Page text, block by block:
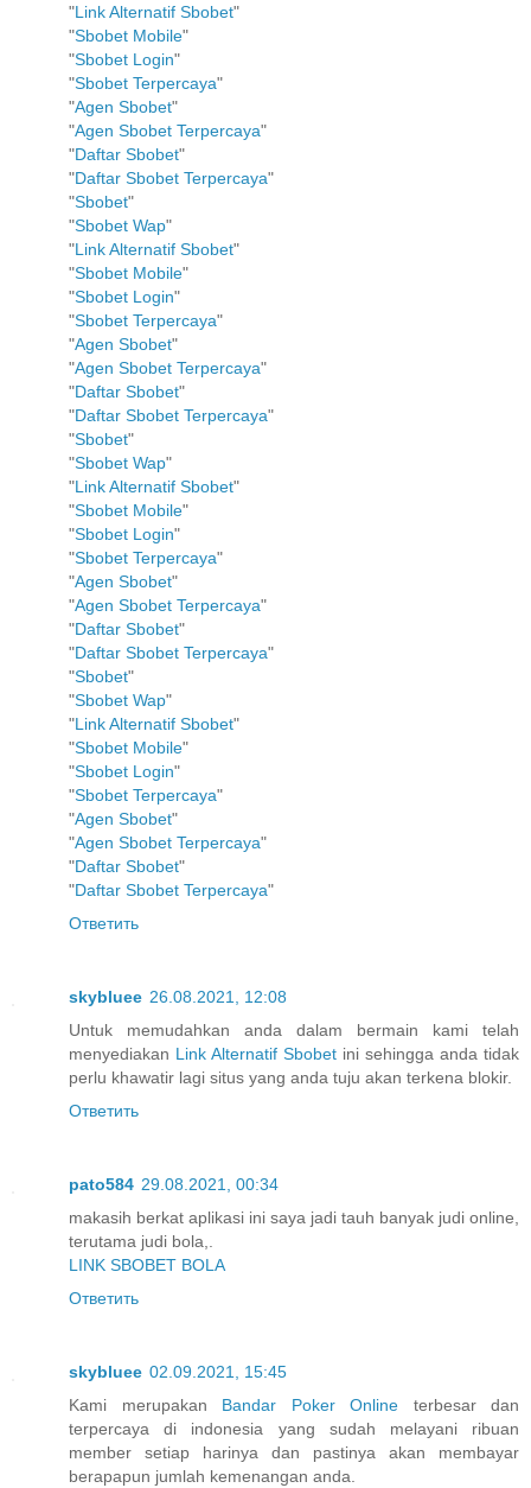
"Link Alternatif Sbobet"
"Sbobet Mobile"
"Sbobet Login"
"Sbobet Terpercaya"
"Agen Sbobet"
"Agen Sbobet Terpercaya"
"Daftar Sbobet"
"Daftar Sbobet Terpercaya"
"Sbobet"
"Sbobet Wap"
"Link Alternatif Sbobet"
"Sbobet Mobile"
"Sbobet Login"
"Sbobet Terpercaya"
"Agen Sbobet"
"Agen Sbobet Terpercaya"
"Daftar Sbobet"
"Daftar Sbobet Terpercaya"
"Sbobet"
"Sbobet Wap"
"Link Alternatif Sbobet"
"Sbobet Mobile"
"Sbobet Login"
"Sbobet Terpercaya"
"Agen Sbobet"
"Agen Sbobet Terpercaya"
"Daftar Sbobet"
"Daftar Sbobet Terpercaya"
"Sbobet"
"Sbobet Wap"
"Link Alternatif Sbobet"
"Sbobet Mobile"
"Sbobet Login"
"Sbobet Terpercaya"
"Agen Sbobet"
"Agen Sbobet Terpercaya"
"Daftar Sbobet"
"Daftar Sbobet Terpercaya"
Ответить
skybluee 26.08.2021, 12:08
Untuk memudahkan anda dalam bermain kami telah
menyediakan Link Alternatif Sbobet ini sehingga anda tidak
perlu khawatir lagi situs yang anda tuju akan terkena blokir.
Ответить
pato584 29.08.2021, 00:34
makasih berkat aplikasi ini saya jadi tauh banyak judi online,
terutama judi bola,.
LINK SBOBET BOLA
Ответить
skybluee 02.09.2021, 15:45
Kami merupakan Bandar Poker Online terbesar dan
terpercaya di indonesia yang sudah melayani ribuan
member setiap harinya dan pastinya akan membayar
berapapun jumlah kemenangan anda.